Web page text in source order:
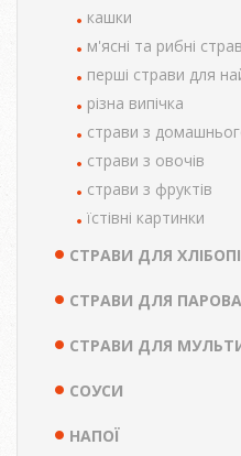
кашки
м'ясні та рибні
перші страви для
різна випічка
страви з
страви з овочів
страви з фруктів
їстівні картинки
СТРАВИ ДЛЯ
СТРАВИ ДЛЯ
СТРАВИ ДЛЯ
СОУСИ
НАПОЇ